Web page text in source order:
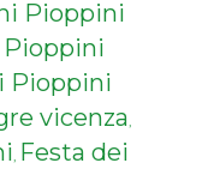
Pioppini
Pioppini
Pioppini
vicenza,
, Festa dei